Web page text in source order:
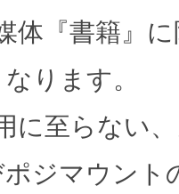
体『書籍』
ります。
に至らない
ジマウント